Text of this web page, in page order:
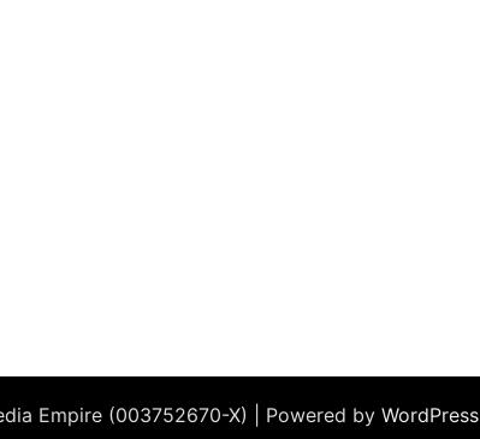
Empire (003752670-X) | Powered byWordPress